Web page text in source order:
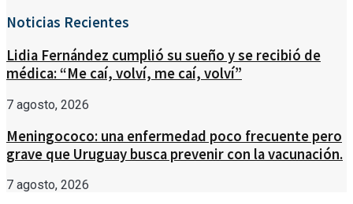
Noticias Recientes
Lidia Fernández cumplió su sueño y se recibió de
médica: “Me caí, volví, me caí, volví”
7 agosto, 2026
Meningococo: una enfermedad poco frecuente pero
grave que Uruguay busca prevenir con la vacunación.
7 agosto, 2026